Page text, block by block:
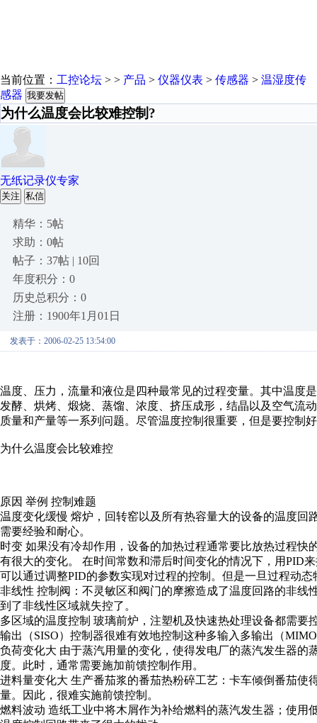
当前位置： 工控论坛 > > 产品 > 仪器仪表 > 传感器 > 温湿度传
感器 我要发帖
为什么温度会比较难控制?
无纸记录仪专家
关注 私信
精华：5帖
求助：0帖
帖子：37帖 | 10回
年度积分：0
历史总积分：0
注册：1900年1月01日
发表于：2006-02-25 13:54:00
温度、压力，流量和液位是四种最常见的过程变量。其中温度
发酵、烘烤、煅烧、蒸馏、浓度、挤压成形，结晶以及空气流
质量和产量等一系列问题。尽管温度控制很重要，但是要控制
为什么温度会比较难控
原因 举例 控制难题
温度变化缓慢 熔炉，回转窑以及所有热容量大的设备的温度
需要经验和耐心。
时变 如果没有冷却作用，设备的加热过程通常要比放热过程
有很大的变化。 在时间常数和滞后时间变化的情况下，用PID
可以通过调整PID的参数实现对过程的控制。但是一旦过程动
非线性 控制阀：不灵敏区和阀门的摩擦造成了温度回路的非
到了非线性区域就失控了。
多区域的温度控制 玻璃前炉，注塑机及快速热处理设备都需
输出（SISO）控制器很难有效地控制这种多输入多输出（
负荷变化大 由于蒸汽用量的变化，使得发电厂的蒸汽发生器
度。此时，通常需要施加前馈控制作用。
进料量变化大 生产番茄浆的番茄热粉碎工艺：卡车倾倒番茄
量。因此，很难实施前馈控制。
燃料波动 造纸工业中将木屑作为补给燃料的蒸汽发生器；使